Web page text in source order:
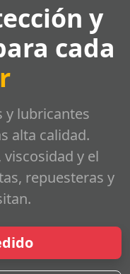
y
cada
y lubricantes
alta calidad.
y el
repuesteras y